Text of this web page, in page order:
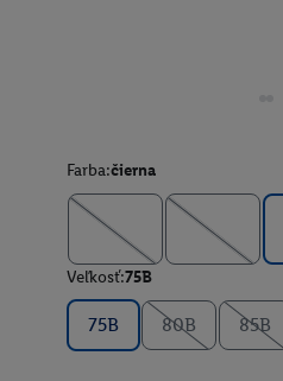
Farba:čierna
Veľkosť:75B
75B 80B 85B